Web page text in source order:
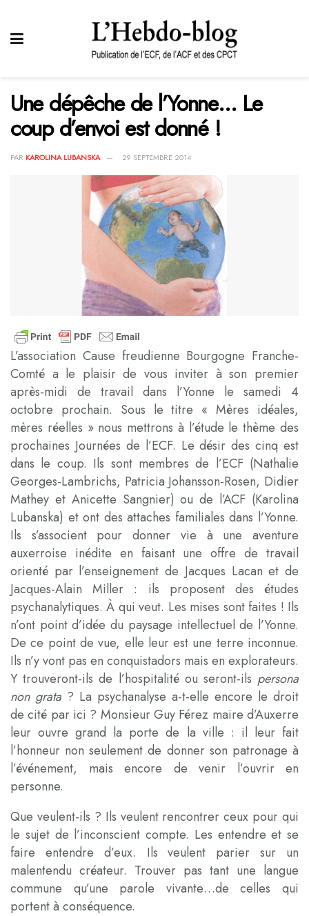
Une dépêche de l’Yonne… Le
coup d’envoi est donné !
PAR KAROLINA LUBANSKA 29 SEPTEMBRE 2014
L’association Cause freudienne Bourgogne Franche-
Comté a le plaisir de vous inviter à son premier
après-midi de travail dans l’Yonne le samedi 4
octobre prochain. Sous le titre « Mères idéales,
mères réelles » nous mettrons à l’étude le thème des
prochaines Journées de l’ECF. Le désir des cinq est
dans le coup. Ils sont membres de l’ECF (Nathalie
Georges-Lambrichs, Patricia Johansson-Rosen, Didier
Mathey et Anicette Sangnier) ou de l’ACF (Karolina
Lubanska) et ont des attaches familiales dans l’Yonne.
Ils s’associent pour donner vie à une aventure
auxerroise inédite en faisant une offre de travail
orienté par l’enseignement de Jacques Lacan et de
Jacques-Alain Miller : ils proposent des études
psychanalytiques. À qui veut. Les mises sont faites ! Ils
n’ont point d’idée du paysage intellectuel de l’Yonne.
De ce point de vue, elle leur est une terre inconnue.
Ils n’y vont pas en conquistadors mais en explorateurs.
Y trouveront-ils de l’hospitalité ou seront-ils persona
non grata ? La psychanalyse a-t-elle encore le droit
de cité par ici ? Monsieur Guy Férez maire d’Auxerre
leur ouvre grand la porte de la ville : il leur fait
l’honneur non seulement de donner son patronage à
l’événement, mais encore de venir l’ouvrir en
personne.
Que veulent-ils ? Ils veulent rencontrer ceux pour qui
le sujet de l’inconscient compte. Les entendre et se
faire entendre d’eux. Ils veulent parier sur un
malentendu créateur. Trouver pas tant une langue
commune qu’une parole vivante…de celles qui
portent à conséquence.